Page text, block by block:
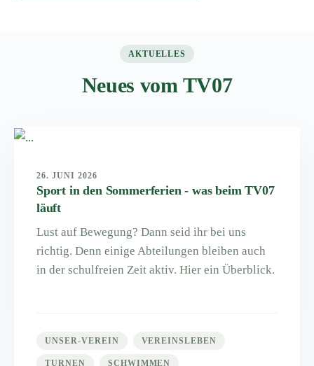
AKTUELLES
Neues vom TV07
26. JUNI 2026
Sport in den Sommerferien - was beim TV07
läuft
Lust auf Bewegung? Dann seid ihr bei uns
richtig. Denn einige Abteilungen bleiben auch
in der schulfreien Zeit aktiv. Hier ein Überblick.
UNSER-VEREIN VEREINSLEBEN
TURNEN SCHWIMMEN